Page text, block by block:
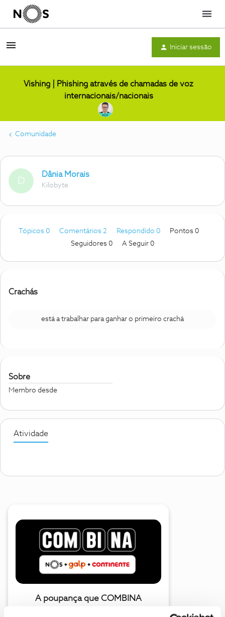
Menu
Iniciar sessão
Vishing | Phishing através de chamadas de voz
internacionais/nacionais
Comunidade
D
Dânia Morais
Kilobyte
Tópicos 0 Comentários 2 Respondido 0
Pontos 0
Seguidores 0 A Seguir 0
Crachás
está a trabalhar para ganhar o primeiro crachá
Sobre
Membro desde
Atividade
A poupança que COMBINA